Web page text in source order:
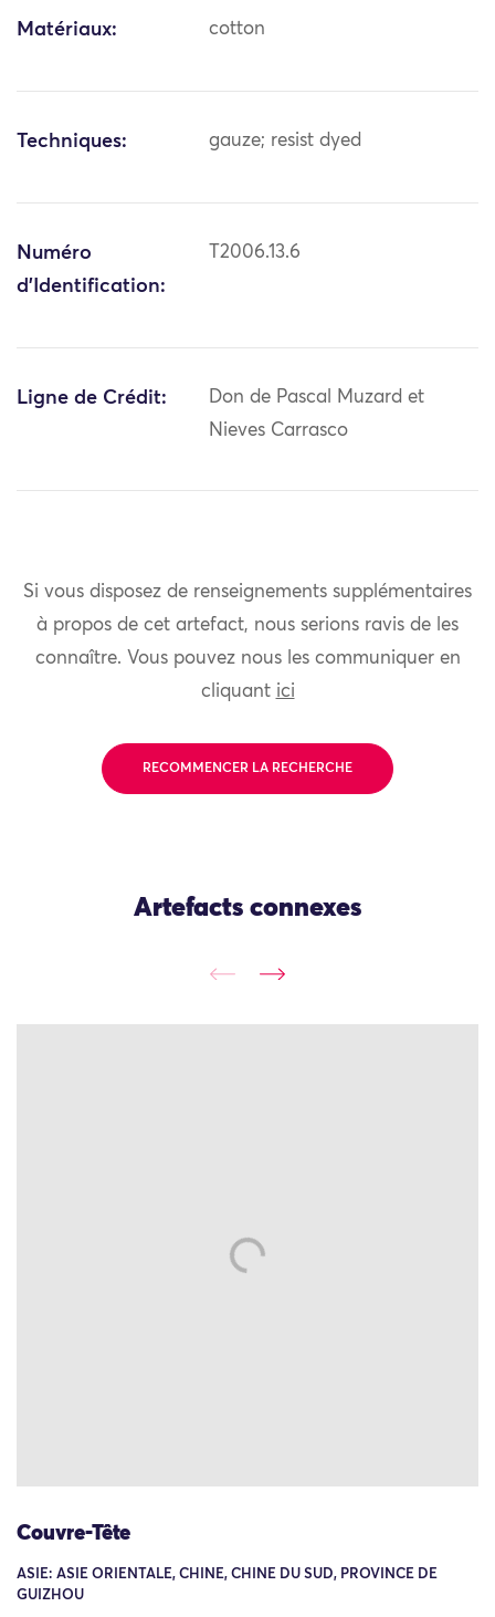
Matériaux: cotton
Techniques: gauze; resist dyed
Numéro
d'Identification:
T2006.13.6
Ligne de Crédit:
Don de Pascal Muzard et
Nieves Carrasco
Si vous disposez de renseignements supplémentaires
à propos de cet artefact, nous serions ravis de les
connaître. Vous pouvez nous les communiquer en
cliquant ici
RECOMMENCER LA RECHERCHE
Artefacts connexes
Couvre-Tête
ASIE: ASIE ORIENTALE, CHINE, CHINE DU SUD, PROVINCE DE
GUIZHOU